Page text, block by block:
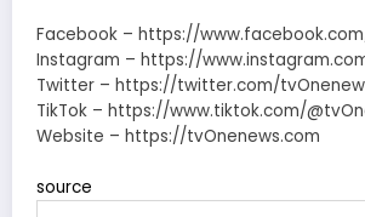
Facebook – https://
Instagram – https://
Twitter – https://twitter.com/
TikTok – https://www.tiktok.com/
Website – https://tvOnenews.com
source